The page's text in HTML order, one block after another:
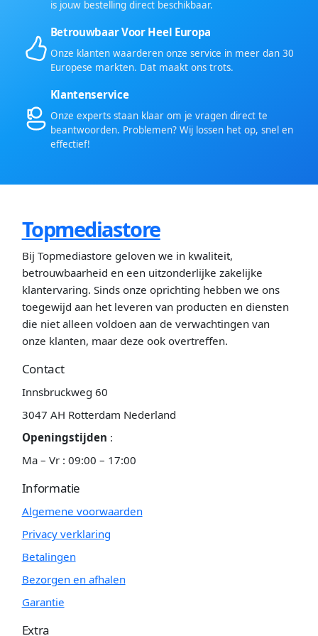
is jouw bestelling direct beschikbaar.
Betrouwbaar Voor Heel Europa
Onze klanten waarderen onze service in meer dan 30
Europese markten. Dat maakt ons trots.
Klantenservice
Onze experts staan klaar om je vragen direct te
beantwoorden. Problemen? Wij lossen het op, snel en
effectief!
Topmediastore
Bij Topmediastore geloven we in kwaliteit,
betrouwbaarheid en een uitzonderlijke zakelijke
klantervaring. Sinds onze oprichting hebben we ons
toegewijd aan het leveren van producten en diensten
die niet alleen voldoen aan de verwachtingen van
onze klanten, maar deze ook overtreffen.
Contact
Innsbruckweg 60
3047 AH Rotterdam Nederland
Openingstijden :
Ma – Vr : 09:00 – 17:00
Informatie
Algemene voorwaarden
Privacy verklaring
Betalingen
Bezorgen en afhalen
Garantie
Extra